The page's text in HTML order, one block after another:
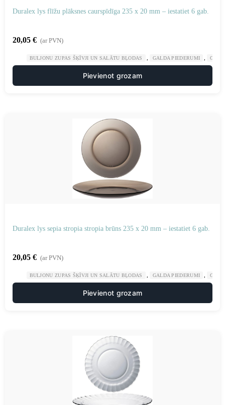
Duralex lys flīžu plāksnes caurspīdīga 235 x 20 mm – iestatiet 6 gab.
20,05 € (ar PVN)
BULJONU ZUPAS ŠĶĪVJI UN SALĀTU BĻODAS GALDA PIEDERUMI
Pievienot grozam
Duralex lys sepia stropia stropia brūns 235 x 20 mm – iestatiet 6 gab.
20,05 € (ar PVN)
BULJONU ZUPAS ŠĶĪVJI UN SALĀTU BĻODAS GALDA PIEDERUMI
Pievienot grozam